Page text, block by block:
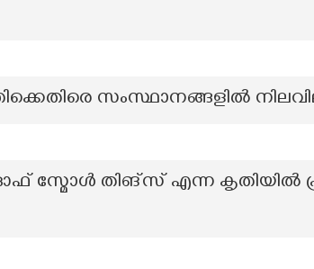
സംസ്ഥാനങ്ങളിൽ
തിങ്സ് എന്ന കൃതിയിൽ